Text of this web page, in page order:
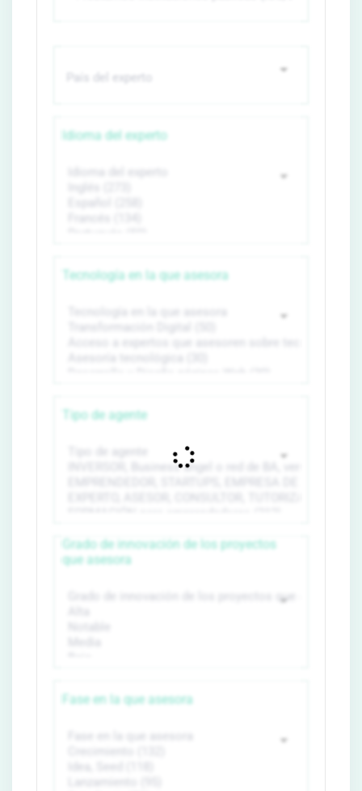
Idioma del experto
Tecnología en la que asesora
Tipo de agente
Grado de innovación de los proyectos
que asesora
Fase en la que asesora